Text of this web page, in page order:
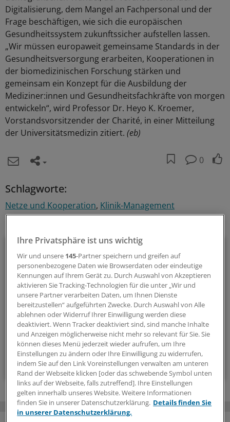
Digitalisierung, dem Mangel an Fachpersonal und der
Frage beschäftigen, wie sich die europäischen
Gesundheitssystem zukunftssicher aufstellen lassen.
„Wir müssen europaweit gemeinsame Standards in der
Gesundheitsversorgung erarbeiten, Kooperationen in
der biomedizinischen Forschung stärken und
gemeinsam ein Konzept für die Ausbildung der
Mediziner:innen und Gesundheitsfachkräfte von morgen
entwickeln“, wird Professor Dr. Heyo K. Kroemer,
Vorstandsvorsitzender der Charité, in einer Mitteilung
der Universitätsmedizin zitiert. (eb)
0
Schlagworte:
Netze und Kooperation Klinik-Management
Beruf & Alltag
Die Sonntagslektüre: Lesen Sie Wissenswertes und
Nützliches für Ihre tägliche Arbeit, lassen Sie sich von
Kolleginnen und Kollegen inspirieren - und seien Sie immer
einen Schritt voraus.
wöchentlich (Sonntag)
Zum Abonnieren bitte anmelden
Ihre Privatsphäre ist uns wichtig
Wir und unsere 145-Partner speichern und greifen auf
personenbezogene Daten wie Browserdaten oder eindeutige
Kennungen auf Ihrem Gerät zu. Durch Auswahl von Akzeptieren
aktivieren Sie Tracking-Technologien für die unter „Wir und
unsere Partner verarbeiten Daten, um Ihnen Dienste
bereitzustellen“ aufgeführten Zwecke. Durch Auswahl von Alle
ablehnen oder Widerruf Ihrer Einwilligung werden diese
deaktiviert. Wenn Tracker deaktiviert sind, sind manche Inhalte
und Anzeigen möglicherweise nicht mehr so relevant für Sie. Sie
können dieses Menü jederzeit wieder aufrufen, um Ihre
Einstellungen zu ändern oder Ihre Einwilligung zu widerrufen,
indem Sie auf den Link Voreinstellungen verwalten am unteren
Rand der Webseite klicken [oder das schwebende Symbol unten
links auf der Webseite, falls zutreffend]. Ihre Einstellungen
gelten innerhalb unseres Website. Weitere Informationen
finden Sie in unserer Datenschutzerklärung. Details finden Sie
in unserer Datenschutzerklärung.